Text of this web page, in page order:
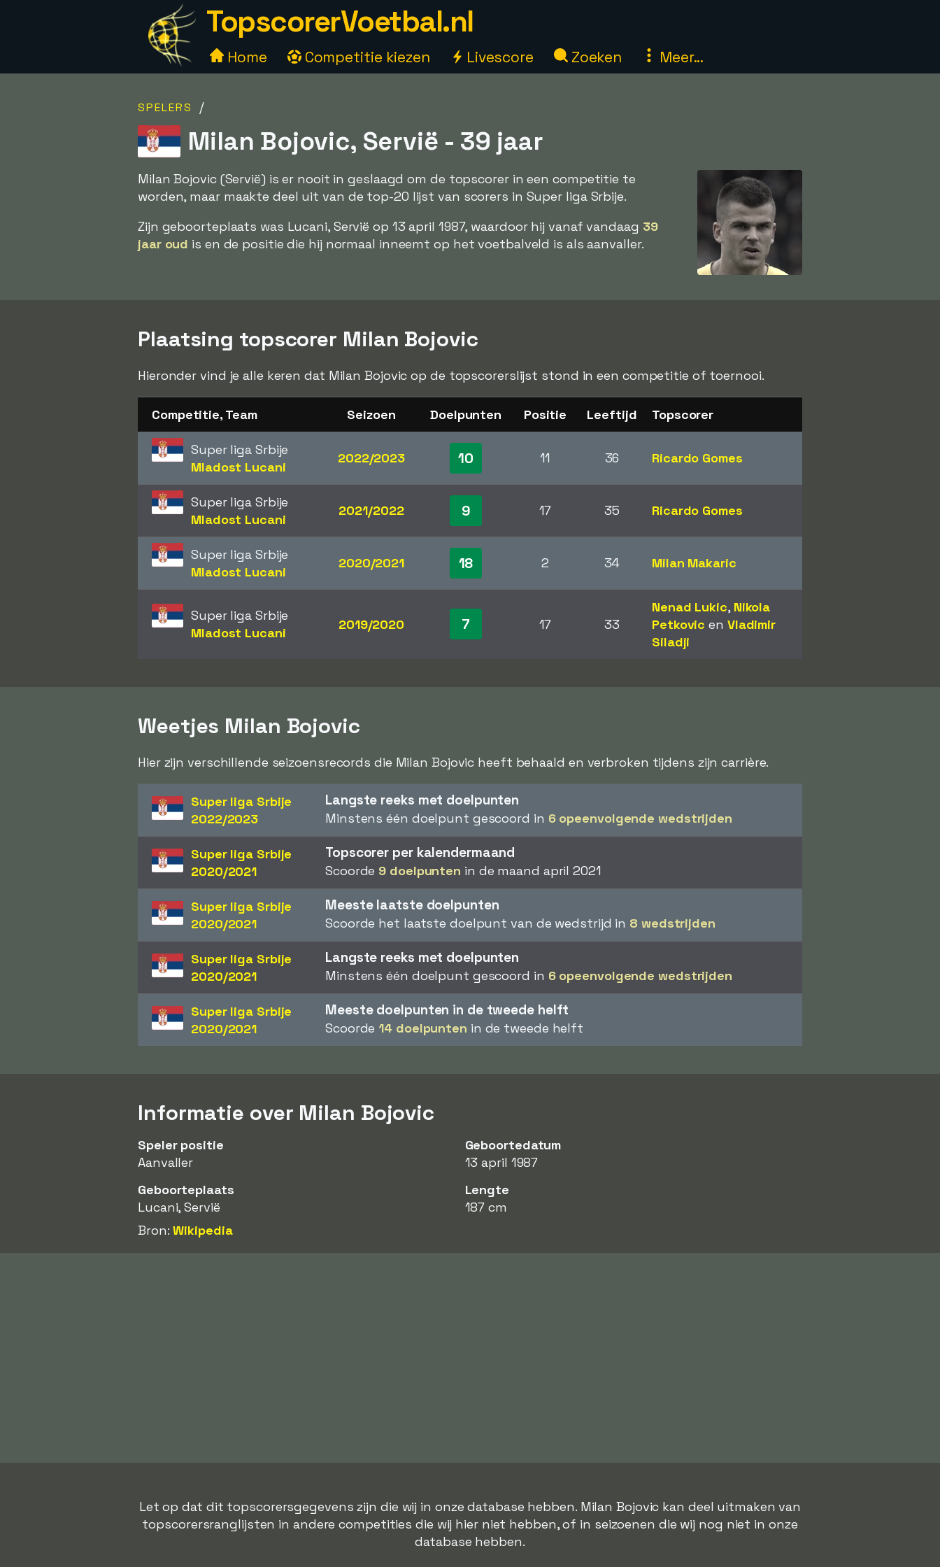
TopscorerVoetbal.nl
Home Competitie kiezen Livescore Zoeken Meer...
SPELERS /
Milan Bojovic, Servië - 39 jaar
Milan Bojovic (Servië) is er nooit in geslaagd om de topscorer in een competitie te
worden, maar maakte deel uit van de top-20 lijst van scorers in Super liga Srbije.
Zijn geboorteplaats was Lucani, Servië op 13 april 1987, waardoor hij vanaf vandaag 39
jaar oud is en de positie die hij normaal inneemt op het voetbalveld is als aanvaller.
Plaatsing topscorer Milan Bojovic
Hieronder vind je alle keren dat Milan Bojovic op de topscorerslijst stond in een competitie of toernooi.
Competitie, Team Seizoen Doelpunten Positie Leeftijd Topscorer
Super liga Srbije
Mladost Lucani
2022/2023 10 11 36 Ricardo Gomes
Super liga Srbije
Mladost Lucani
2021/2022 9 17 35 Ricardo Gomes
Super liga Srbije
Mladost Lucani
2020/2021 18 2 34 Milan Makaric
Super liga Srbije
Mladost Lucani
2019/2020 7 17 33
Nenad Lukic, Nikola
Petkovic en Vladimir
Siladji
Weetjes Milan Bojovic
Hier zijn verschillende seizoensrecords die Milan Bojovic heeft behaald en verbroken tijdens zijn carrière.
Super liga Srbije
2022/2023
Langste reeks met doelpunten
Minstens één doelpunt gescoord in 6 opeenvolgende wedstrijden
Super liga Srbije
2020/2021
Topscorer per kalendermaand
Scoorde 9 doelpunten in de maand april 2021
Super liga Srbije
2020/2021
Meeste laatste doelpunten
Scoorde het laatste doelpunt van de wedstrijd in 8 wedstrijden
Super liga Srbije
2020/2021
Langste reeks met doelpunten
Minstens één doelpunt gescoord in 6 opeenvolgende wedstrijden
Super liga Srbije
2020/2021
Meeste doelpunten in de tweede helft
Scoorde14 doelpunten in de tweede helft
Informatie over Milan Bojovic
Speler positie
Aanvaller
Geboortedatum
13 april 1987
Geboorteplaats
Lucani, Servië
Lengte
187 cm
Bron:Wikipedia
Let op dat dit topscorersgegevens zijn die wij in onze database hebben. Milan Bojovic kan deel uitmaken van
topscorersranglijsten in andere competities die wij hier niet hebben, of in seizoenen die wij nog niet in onze
database hebben.